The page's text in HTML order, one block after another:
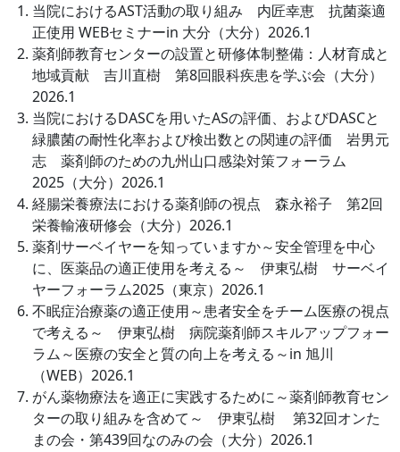
当院におけるAST活動の取り組み 内匠幸恵 抗菌薬適
正使用 WEBセミナーin 大分（大分）2026.1
薬剤師教育センターの設置と研修体制整備：人材育成と
地域貢献 吉川直樹 第8回眼科疾患を学ぶ会（大分）
2026.1
当院におけるDASCを用いたASの評価、およびDASCと
緑膿菌の耐性化率および検出数との関連の評価 岩男元
志 薬剤師のための九州山口感染対策フォーラム
2025（大分）2026.1
経腸栄養療法における薬剤師の視点 森永裕子 第2回
栄養輸液研修会（大分）2026.1
薬剤サーベイヤーを知っていますか～安全管理を中心
に、医薬品の適正使用を考える～ 伊東弘樹 サーベイ
ヤーフォーラム2025（東京）2026.1
不眠症治療薬の適正使用～患者安全をチーム医療の視点
で考える～ 伊東弘樹 病院薬剤師スキルアップフォー
ラム～医療の安全と質の向上を考える～in 旭川
（WEB）2026.1
がん薬物療法を適正に実践するために～薬剤師教育セン
ターの取り組みを含めて～ 伊東弘樹 第32回オンた
まの会・第439回なのみの会（大分）2026.1